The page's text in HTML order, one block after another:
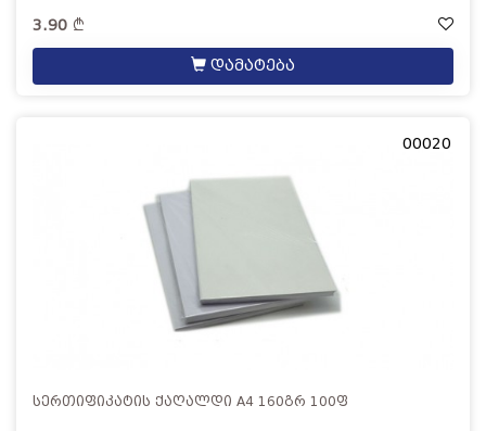
3.90
დამატება
00020
სერთიფიკატის ქაღალდი A4 160გრ 100ფ